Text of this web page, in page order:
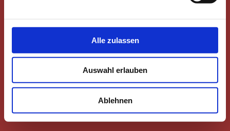
Alle zulassen
Auswahl erlauben
Ablehnen